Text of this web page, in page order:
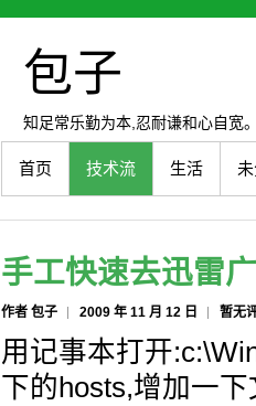
包子
知足常乐勤为本,忍耐谦和心自宽。
首页 技术流 生活
手工快速去迅雷
作者 包子 2009 年 11 月 12 日 暂无
用记事本打开
下的hosts,增加一